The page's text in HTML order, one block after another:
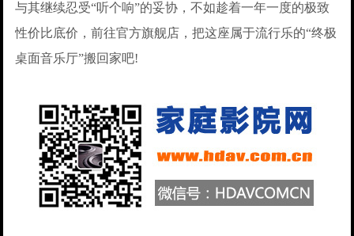
与其继续忍受“听个响”的妥协，不如趁着一年一度的极致
性价比底价，前往官方旗舰店，把这座属于流行乐的“终极
桌面音乐厅”搬回家吧!